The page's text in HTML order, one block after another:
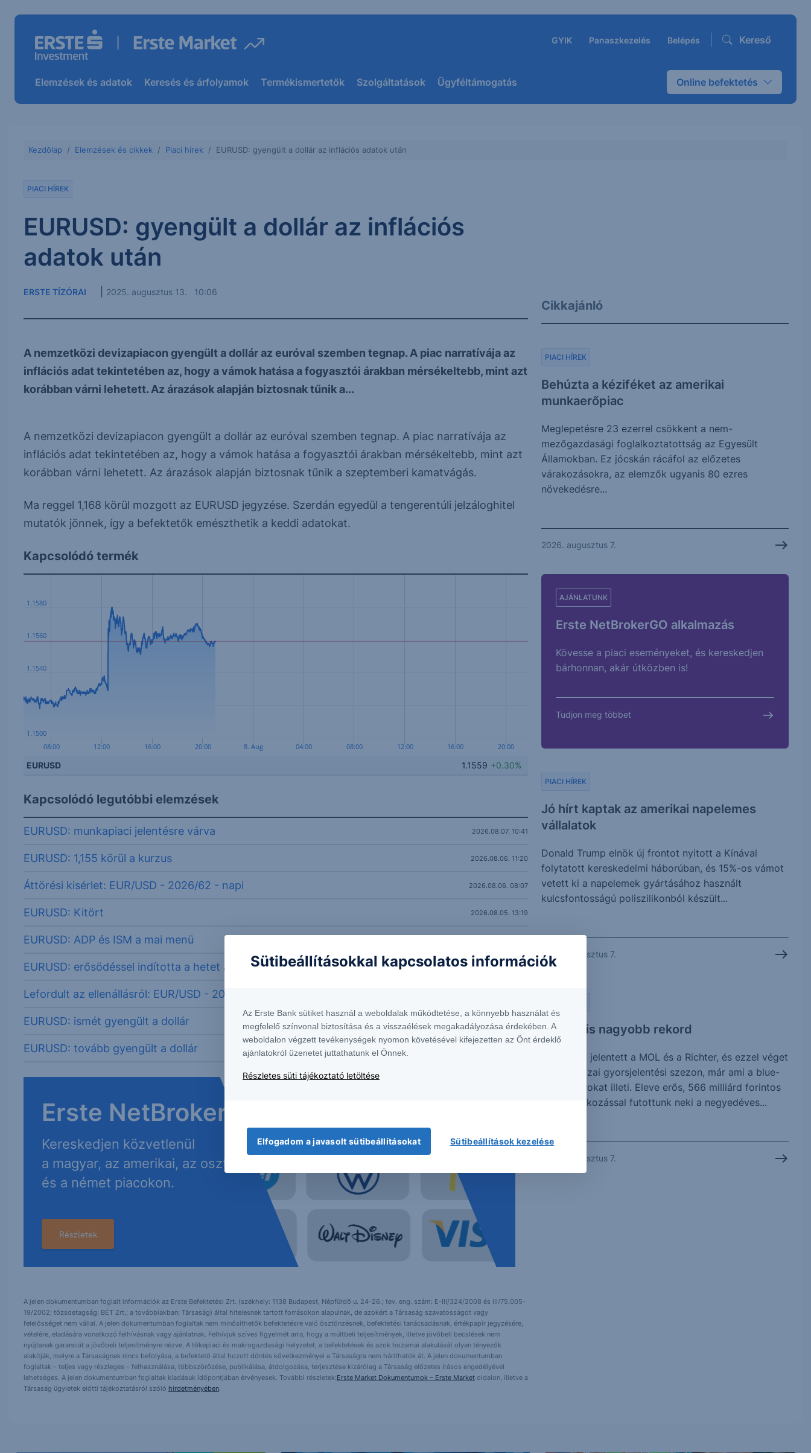
GYIK Panaszkezelés Belépés Kereső
Elemzések és adatok Keresés és árfolyamok Termékismertetők Szolgáltatások Ügyféltámogatás Online befektetés
Kezdőlap Elemzések és cikkek Piaci hírek EURUSD: gyengült a dollár az inflációs adatok után
PIACI HÍREK
EURUSD: gyengült a dollár az inflációs
adatok után
ERSTE TÍZÓRAI 2025. augusztus 13. 10:06
A nemzetközi devizapiacon gyengült a dollár az euróval szemben tegnap. A piac narratívája az
inflációs adat tekintetében az, hogy a vámok hatása a fogyasztói árakban mérsékeltebb, mint azt
korábban várni lehetett. Az árazások alapján biztosnak tűnik a...
A nemzetközi devizapiacon gyengült a dollár az euróval szemben tegnap. A piac narratívája az
inflációs adat tekintetében az, hogy a vámok hatása a fogyasztói árakban mérsékeltebb, mint azt
korábban várni lehetett. Az árazások alapján biztosnak tűnik a szeptemberi kamatvágás.
Ma reggel 1,168 körül mozgott az EURUSD jegyzése. Szerdán egyedül a tengerentúli jelzáloghitel
mutatók jönnek, így a befektetők emészthetik a keddi adatokat.
Kapcsolódó termék
08:00 12:00 16:00 20:00 8. Aug 04:00 08:00 12:00 16:00 20:00
1.1500
1.1520
1.1540
1.1560
1.1580
EURUSD 1.1559 +0.30%
Kapcsolódó legutóbbi elemzések
EURUSD: munkapiaci jelentésre várva 2026.08.07. 10:41
EURUSD: 1,155 körül a kurzus 2026.08.06. 11:20
Áttörési kisérlet: EUR/USD - 2026/62 - napi 2026.08.06. 08:07
EURUSD: Kitört 2026.08.05. 13:19
EURUSD: ADP és ISM a mai menü
EURUSD: erősödéssel indította a hetet a dollár 2026.08.04. 10:55
Lefordult az ellenállásról: EUR/USD - 2026/61 - napi
EURUSD: ismét gyengült a dollár
EURUSD: tovább gyengült a dollár
Erste NetBroker
Kereskedjen közvetlenül
a magyar, az amerikai, az osztrák
és a német piacokon.
Részletek
A jelen dokumentumban foglalt információk az Erste Befektetési Zrt. (székhely: 1138 Budapest, Népfürdő u. 24-26.; tev. eng. szám: E-III/324/2008 és III/75.005-
19/2002; tőzsdetagság: BÉT Zrt.; a továbbiakban: Társaság) által hitelesnek tartott forrásokon alapulnak, de azokért a Társaság szavatosságot vagy
felelősséget nem vállal. A jelen dokumentumban foglaltak nem minősíthetők befektetésre való ösztönzésnek, befektetési tanácsadásnak, értékpapír jegyzésére,
vételére, eladására vonatkozó felhívásnak vagy ajánlatnak. Felhívjuk szíves figyelmét arra, hogy a múltbeli teljesítmények, illetve jövőbeli becslések nem
nyújtanak garanciát a jövőbeli teljesítményre nézve. A tőkepiaci és makrogazdasági helyzetet, a befektetések és azok hozamai alakulását olyan tényezők
alakítják, melyre a Társaságnak nincs befolyása, a befektető által hozott döntés következményei a Társaságra nem háríthatók át. A jelen dokumentumban
foglaltak – teljes vagy részleges – felhasználása, többszörözése, publikálása, átdolgozása, terjesztése kizárólag a Társaság előzetes írásos engedélyével
lehetséges. A jelen dokumentumban foglaltak kiadásuk időpontjában érvényesek. További részletek:Erste Market Dokumentumok – Erste Marketoldalon, illetve a
Társaság ügyletek előtti tájékoztatásról szóló hirdetményében.
Cikkajánló
Behúzta a kéziféket az amerikai
munkaerőpiac
PIACI HÍREK
Meglepetésre 23 ezerrel csökkent a nem-
mezőgazdasági foglalkoztatottság az Egyesült
Államokban. Ez jócskán rácáfol az előzetes
várakozásokra, az elemzők ugyanis 80 ezres
növekedésre...
2026. augusztus 7.
AJÁNLATUNK
Erste NetBrokerGO alkalmazás
Kövesse a piaci eseményeket, és kereskedjen
bárhonnan, akár útközben is!
Tudjon meg többet
Jó hírt kaptak az amerikai napelemes
vállalatok
PIACI HÍREK
Donald Trump elnök új frontot nyitott a Kínával
folytatott kereskedelmi háborúban, és 15%-os vámot
vetett ki a napelemek gyártásához használt
kulcsfontosságú poliszilikonból készült...
2026. augusztus 7.
Vártnál is nagyobb rekord
Ma reggel jelentett a MOL és a Richter, és ezzel véget
is ért a hazai gyorsjelentési szezon, már ami a blue-
chip papírokat illeti. Eleve erős, 566 milliárd forintos
profitvárakozással futottunk neki a negyedéves...
2026. augusztus 7.
Sütibeállításokkal kapcsolatos információk
Az Erste Bank sütiket használ a weboldalak működtetése, a könnyebb használat és
megfelelő színvonal biztosítása és a visszaélések megakadályozása érdekében. A
weboldalon végzett tevékenységek nyomon követésével kifejezetten az Önt érdeklő
ajánlatokról üzenetet juttathatunk el Önnek.
Részletes süti tájékoztató letöltése
Elfogadom a javasolt sütibeállításokat Sütibeállítások kezelése